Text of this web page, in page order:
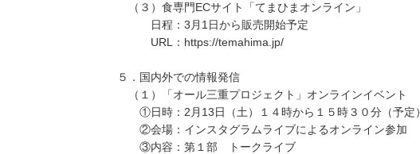
（３）食専門ECサイト「てまひまオンライン」
日程：3月1日から販売開始予定
URL：https://temahima.jp/
５．国内外での情報発信
（１）「オール三重プロジェクト」オンラインイベント
①日時：2月13日（土）１４時から１５時３０分（予定）
②会場：インスタグラムライブによるオンライン参加
③内容：第１部 トークライブ